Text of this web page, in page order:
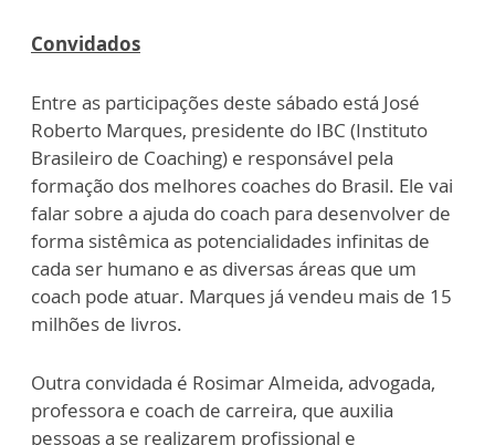
Convidados
Entre as participações deste sábado está José
Roberto Marques, presidente do IBC (Instituto
Brasileiro de Coaching) e responsável pela
formação dos melhores coaches do Brasil. Ele vai
falar sobre a ajuda do coach para desenvolver de
forma sistêmica as potencialidades infinitas de
cada ser humano e as diversas áreas que um
coach pode atuar. Marques já vendeu mais de 15
milhões de livros.
Outra convidada é Rosimar Almeida, advogada,
professora e coach de carreira, que auxilia
pessoas a se realizarem profissional e